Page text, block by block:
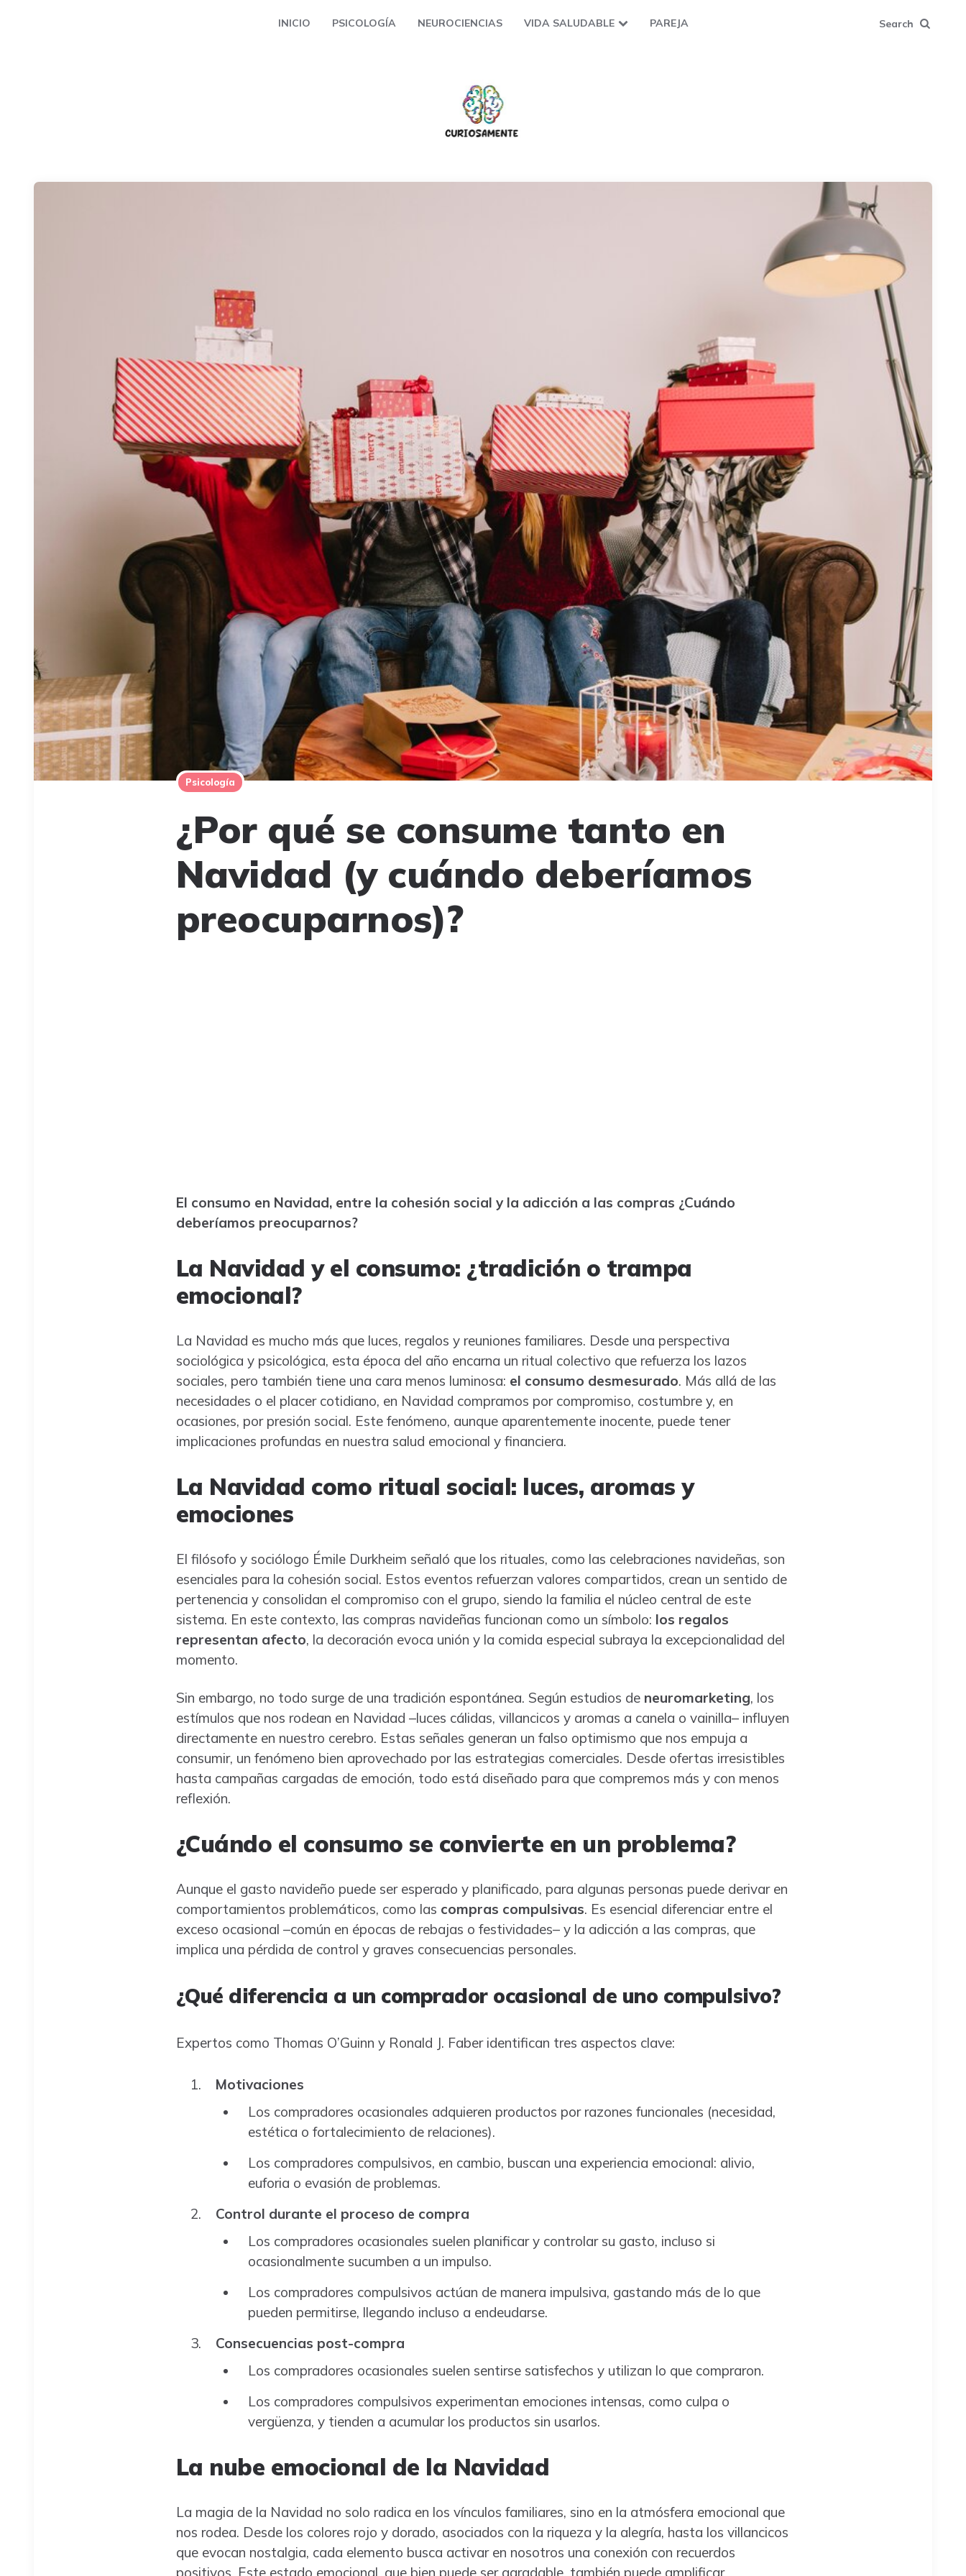
INICIO PSICOLOGÍA NEUROCIENCIAS VIDA SALUDABLE PAREJA Search
Psicología
¿Por qué se consume tanto en
Navidad (y cuándo deberíamos
preocuparnos)?
El consumo en Navidad, entre la cohesión social y la adicción a las compras ¿Cuándo
deberíamos preocuparnos?
La Navidad y el consumo: ¿tradición o trampa
emocional?
La Navidad es mucho más que luces, regalos y reuniones familiares. Desde una perspectiva
sociológica y psicológica, esta época del año encarna un ritual colectivo que refuerza los lazos
sociales, pero también tiene una cara menos luminosa: el consumo desmesurado. Más allá de las
necesidades o el placer cotidiano, en Navidad compramos por compromiso, costumbre y, en
ocasiones, por presión social. Este fenómeno, aunque aparentemente inocente, puede tener
implicaciones profundas en nuestra salud emocional y financiera.
La Navidad como ritual social: luces, aromas y
emociones
El filósofo y sociólogo Émile Durkheim señaló que los rituales, como las celebraciones navideñas, son
esenciales para la cohesión social. Estos eventos refuerzan valores compartidos, crean un sentido de
pertenencia y consolidan el compromiso con el grupo, siendo la familia el núcleo central de este
sistema. En este contexto, las compras navideñas funcionan como un símbolo: los regalos
representan afecto, la decoración evoca unión y la comida especial subraya la excepcionalidad del
momento.
Sin embargo, no todo surge de una tradición espontánea. Según estudios de neuromarketing, los
estímulos que nos rodean en Navidad –luces cálidas, villancicos y aromas a canela o vainilla– influyen
directamente en nuestro cerebro. Estas señales generan un falso optimismo que nos empuja a
consumir, un fenómeno bien aprovechado por las estrategias comerciales. Desde ofertas irresistibles
hasta campañas cargadas de emoción, todo está diseñado para que compremos más y con menos
reflexión.
¿Cuándo el consumo se convierte en un problema?
Aunque el gasto navideño puede ser esperado y planificado, para algunas personas puede derivar en
comportamientos problemáticos, como las compras compulsivas. Es esencial diferenciar entre el
exceso ocasional –común en épocas de rebajas o festividades– y la adicción a las compras, que
implica una pérdida de control y graves consecuencias personales.
¿Qué diferencia a un comprador ocasional de uno compulsivo?
Expertos como Thomas O’Guinn y Ronald J. Faber identifican tres aspectos clave:
Motivaciones
Los compradores ocasionales adquieren productos por razones funcionales (necesidad,
estética o fortalecimiento de relaciones).
Los compradores compulsivos, en cambio, buscan una experiencia emocional: alivio,
euforia o evasión de problemas.
Control durante el proceso de compra
Los compradores ocasionales suelen planificar y controlar su gasto, incluso si
ocasionalmente sucumben a un impulso.
Los compradores compulsivos actúan de manera impulsiva, gastando más de lo que
pueden permitirse, llegando incluso a endeudarse.
Consecuencias post-compra
Los compradores ocasionales suelen sentirse satisfechos y utilizan lo que compraron.
Los compradores compulsivos experimentan emociones intensas, como culpa o
vergüenza, y tienden a acumular los productos sin usarlos.
La nube emocional de la Navidad
La magia de la Navidad no solo radica en los vínculos familiares, sino en la atmósfera emocional que
nos rodea. Desde los colores rojo y dorado, asociados con la riqueza y la alegría, hasta los villancicos
que evocan nostalgia, cada elemento busca activar en nosotros una conexión con recuerdos
positivos. Este estado emocional, que bien puede ser agradable, también puede amplificar